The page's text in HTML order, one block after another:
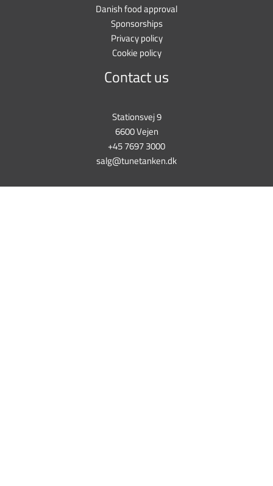
Danish food approval
Sponsorships
Privacy policy
Cookie policy
Contact us
Stationsvej 9
6600 Vejen
+45 7697 3000
salg@tunetanken.dk